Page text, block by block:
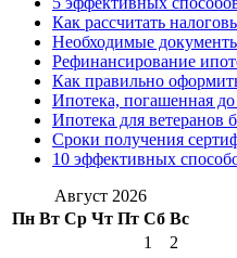
Как рассчитать
Необходимые
Рефинансирование
Как правильно
Ипотека, погашенная
Ипотека для ветеранов
Сроки получения
10 эффективных
Август 2026
Пн Вт Ср Чт Пт Сб Вс
1
2